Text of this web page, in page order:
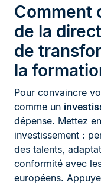
Comment
de la
de
la
Pour convaincre
comme un
dépense. Mettez
investissement :
des talents,
conformité avec
européens.